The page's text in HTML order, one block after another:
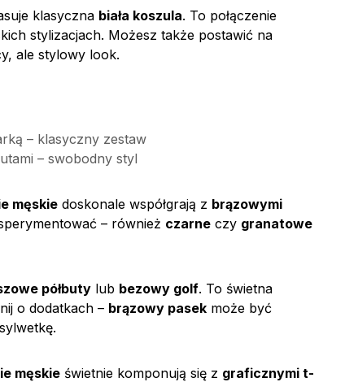
klasyczna biała koszula. To połączenie
stylizacjach. Możesz także postawić na
ale stylowy look.
– klasyczny zestaw
– swobodny styl
męskie doskonale współgrają z brązowymi
– również czarne czy granatowe
półbuty lub bezowy golf. To świetna
o dodatkach – brązowy pasek może być
męskie świetnie komponują się z graficznymi t-